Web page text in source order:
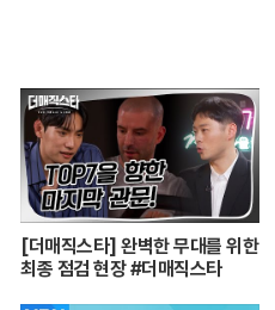
[더매직스타] 완벽한 무대를 위한
최종 점검 현장 #더매직스타